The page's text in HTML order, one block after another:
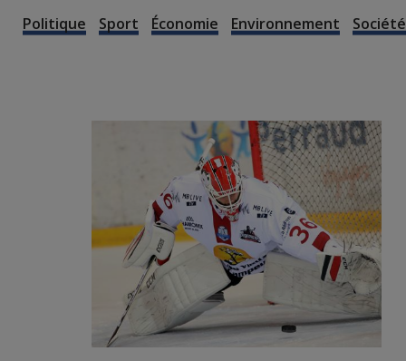
Politique Sport Économie Environnement Société